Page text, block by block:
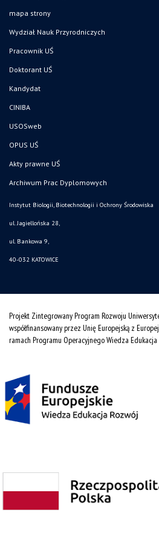
mapa strony
Wydział Nauk Przyrodniczych
Pracownik UŚ
Doktorant UŚ
Kandydat
CINIBA
USOSweb
OPUS UŚ
Akty prawne UŚ
Archiwum Prac Dyplomowych
Instytut Biologii, Biotechnologii i Ochrony Środowiska
ul. Jagiellońska 28,
ul. Bankowa 9,
40-032 KATOWICE
Projekt Zintegrowany Program Rozwoju
współfinansowany przez Unię Europejską z
ramach Programu Operacyjnego Wiedza